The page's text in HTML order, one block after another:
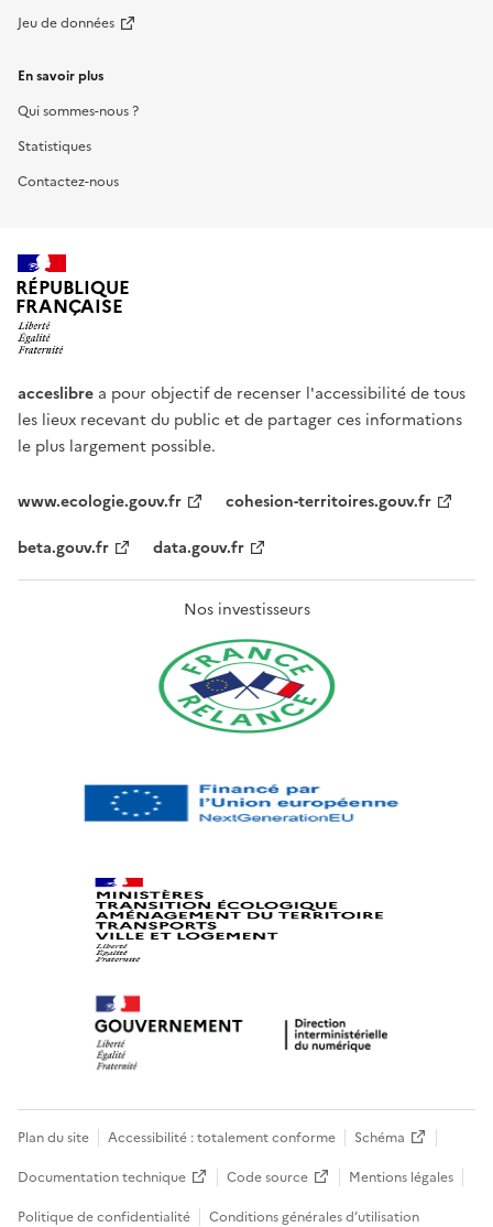
Jeu de données
En savoir plus
Qui sommes-nous ?
Statistiques
Contactez-nous
RÉPUBLIQUE
FRANÇAISE
acceslibre a pour objectif de recenser l'accessibilité de tous
les lieux recevant du public et de partager ces informations
le plus largement possible.
www.ecologie.gouv.fr
cohesion-territoires.gouv.fr
beta.gouv.fr
data.gouv.fr
Nos investisseurs
Plan du site Accessibilité : totalement conforme
Schéma
Documentation technique
Code source
Mentions légales
Politique de confidentialité
Conditions générales d’utilisation